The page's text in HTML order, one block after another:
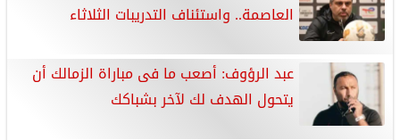
العاصمة.. واستئناف التدريبات الثلاثاء
عبد الرؤوف: أصعب ما فى مباراة الزمالك أن
يتحول الهدف لك لآخر بشباكك